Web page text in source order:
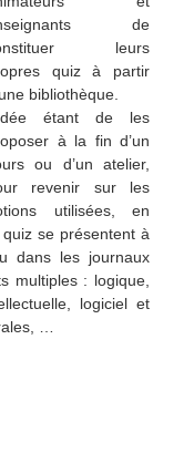
de
leurs
quiz à partir
bibliothèque.
étant de les
à la fin d’un
ou d’un atelier,
revenir sur les
utilisées, en
se présentent à
dans les journaux
multiples : logique,
logiciel et
…